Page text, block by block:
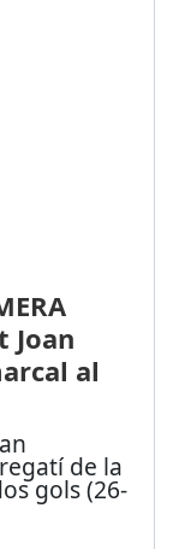
Joan
al
de la
gols (26-